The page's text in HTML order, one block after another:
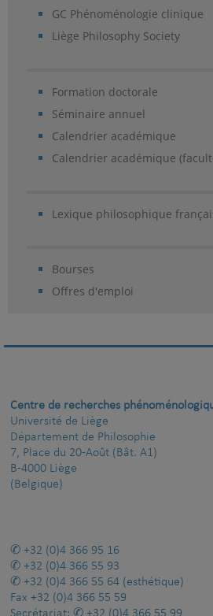
GC Phénoménologie clinique
Liège Philosophy Society
Formation doctorale
Séminaire annuel
Calendrier académique
Calendrier académique
Lexique philosophique
Bourses
Offres d'emploi
Centre de recherches
Université de Liège
Département de Philosophie
7, Place du 20-Août (Bât. A1)
B-4000 Liège
(Belgique)
+32 (0)4 366 95 16
+32 (0)4 366 55 93
+32 (0)4 366 55 64 (esthétique)
Fax +32 (0)4 366 55 59